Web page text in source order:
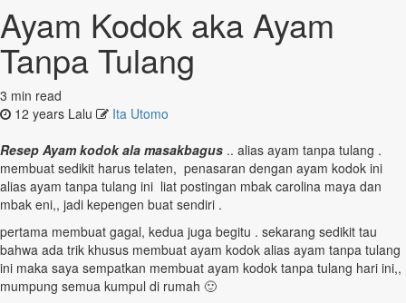
Ayam Kodok aka Ayam
Tanpa Tulang
3 min read
12 years Lalu
Ita Utomo
Resep Ayam kodok ala masakbagus .. alias ayam tanpa tulang .
membuat sedikit harus telaten, penasaran dengan ayam kodok ini
alias ayam tanpa tulang ini liat postingan mbak carolina maya dan
mbak eni,, jadi kepengen buat sendiri .
pertama membuat gagal, kedua juga begitu . sekarang sedikit tau
bahwa ada trik khusus membuat ayam kodok alias ayam tanpa tulang
ini maka saya sempatkan membuat ayam kodok tanpa tulang hari ini,,
mumpung semua kumpul di rumah 🙂